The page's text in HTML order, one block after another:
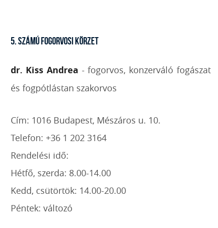
5. SZÁMÚ FOGORVOSI KÖRZET
dr. Kiss Andrea - fogorvos, konzerváló fogászat
és fogpótlástan szakorvos
Cím: 1016 Budapest, Mészáros u. 10.
Telefon: +36 1 202 3164
Rendelési idő:
Hétfő, szerda: 8.00-14.00
Kedd, csütörtök: 14.00-20.00
Péntek: változó